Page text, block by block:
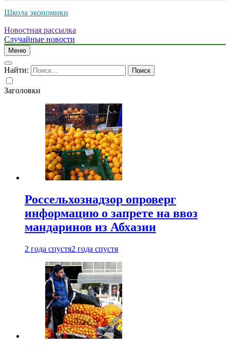
Школа экономики
Новостная рассылка
Случайные новости
Меню
Найти:
Заголовки
Россельхознадзор опроверг
информацию о запрете на ввоз
мандаринов из Абхазии
2 года спустя2 года спустя